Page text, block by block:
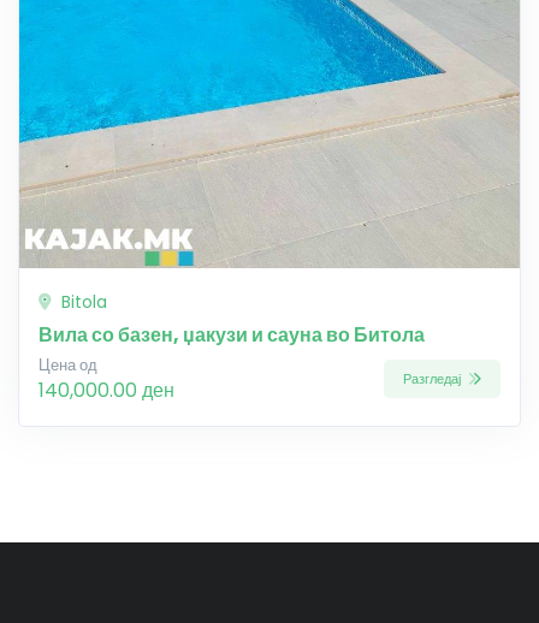
Bitola
Вила со базен, џакузи и сауна во Битола
Цена од
140,000.00 ден Разгледај